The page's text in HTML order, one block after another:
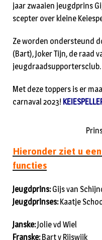
jaar zwaaien jeugdprins
scepter over kleine
Ze worden ondersteund
(Bart), Joker Tijn, de raad
jeugdraadsupportersclub.
Met deze toppers is er
carnaval 2023!
Hieronder ziet u
functies
Jeugdprins:Gijs van
Jeugdprinses:Kaatje
Janske:Jolie vd Wiel
Franske:Bart v Rijswijk